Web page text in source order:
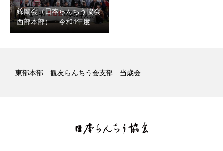
錦蘭会（日本らんちう協会
西部本部） 令和4年度…
東部本部 観友らんちう会支部 当歳会